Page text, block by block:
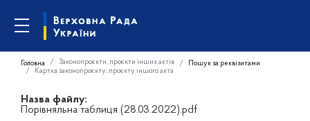
Головна Законопроєкти, проєкти інших актів
Пошук за реквізитами
Картка законопроєкту, проєкту іншого акта
Назва файлу:
Порівняльна таблиця (28.03.2022).pdf